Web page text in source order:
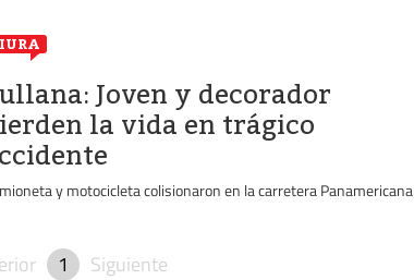
Joven y decorador
la vida en trágico
y motocicleta colisionaron en la carretera Panamericana
1 Siguiente